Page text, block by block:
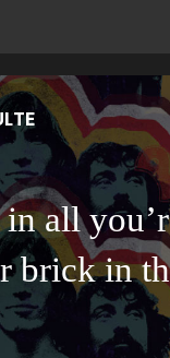
all
brick in